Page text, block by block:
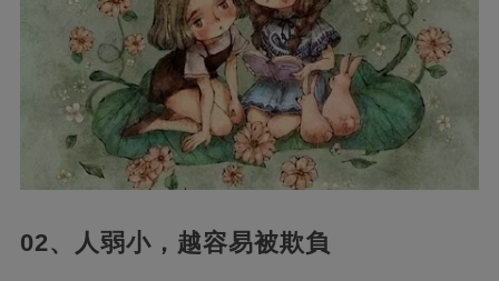
02、人弱小， 越容易被欺負